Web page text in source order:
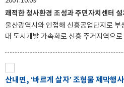
쾌적한 청사환경 조성과 주민자치센터
울산광역시와 인접해 신흥공업단지로 부
대 도시개발 가속화로 신흥 주거지역으
47억9천여 만원이 투자되는 이 사업은
산내면, ‘바르게 살자’ 조형물 제막행